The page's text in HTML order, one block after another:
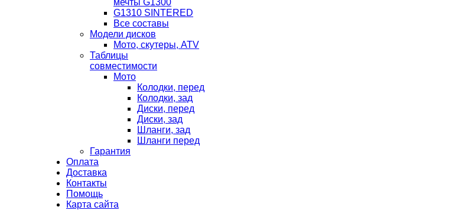
G1310 SINTERED
Все составы
Модели дисков
Мото, скутеры, ATV
Таблицы
совместимости
Мото
Колодки, перед
Колодки, зад
Диски, перед
Диски, зад
Шланги, зад
Шланги перед
Гарантия
Оплата
Доставка
Контакты
Помощь
Карта сайта